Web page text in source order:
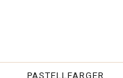
PASTELLFARGER